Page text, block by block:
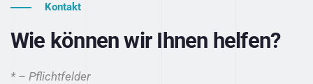
Kontakt
Wie können wir Ihnen helfen?
* – Pflichtfelder